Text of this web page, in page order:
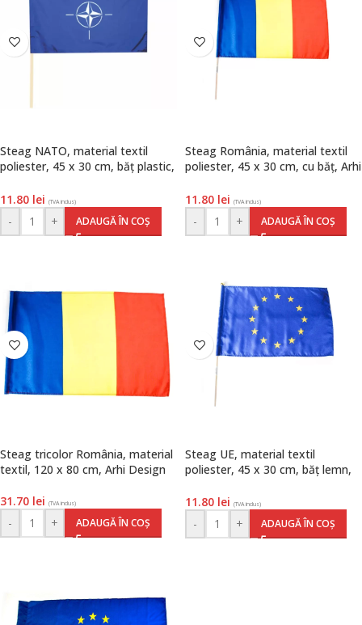
Steag NATO, material textil
poliester, 45 x 30 cm, băț plastic,
11.80 lei (TVA inclus)
- + ADAUGĂ ÎN COȘ
Steag România, material textil
poliester, 45 x 30 cm, cu băț, Arhi
11.80 lei (TVA inclus)
- + ADAUGĂ ÎN COȘ
Steag tricolor România, material
textil, 120 x 80 cm, Arhi Design
31.70 lei (TVA inclus)
- + ADAUGĂ ÎN COȘ
Steag UE, material textil
poliester, 45 x 30 cm, băț lemn,
11.80 lei (TVA inclus)
- + ADAUGĂ ÎN COȘ